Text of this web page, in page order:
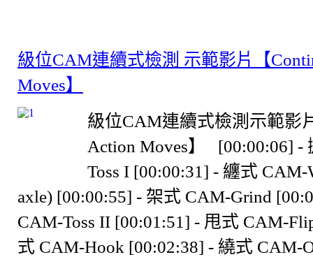
級位CAM連續式檢測 示範影片【
Moves】
級位CAM連續式檢測示範影
Action Moves】 [00:00:06] -
Toss I [00:00:31] - 纏式
axle) [00:00:55] - 架式 CAM-Grind
CAM-Toss II [00:01:51] - 甩式 CAM-
式 CAM-Hook [00:02:38] - 繞式